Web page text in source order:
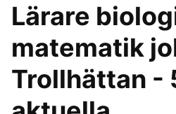
Lärare
matematik
Trollhättan -